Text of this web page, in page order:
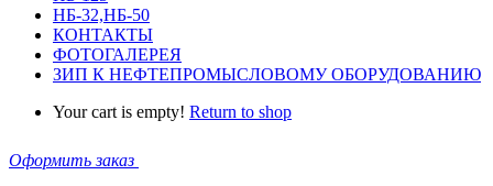
НБ-32,НБ-50
КОНТАКТЫ
ФОТОГАЛЕРЕЯ
ЗИП К НЕФТЕПРОМЫСЛОВОМУ ОБОРУДОВАНИЮ
Your cart is empty! Return to shop
Оформить заказ